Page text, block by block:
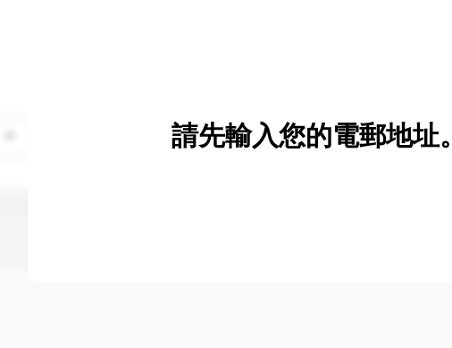
新增/刪除選項
請先輸入您的電郵地址。